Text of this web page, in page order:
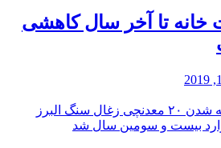
خانه تا آخر سال کاهشی